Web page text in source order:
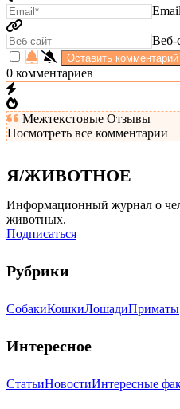
Веб-
0 комментариев
Межтекстовые Отзывы
Посмотреть все комментарии
Я/ЖИВОТНОЕ
Информационный журнал о
животных.
Подписаться
Рубрики
СобакиКошкиЛошадиПриматы
Интересное
СтатьиНовостиИнтересные